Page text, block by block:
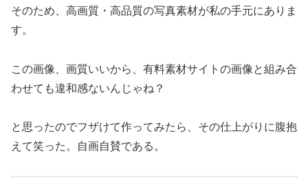
そのため、高画質・高品質の写真素材が私の手元にありま
す。
この画像、画質いいから、有料素材サイトの画像と組み合
わせても違和感ないんじゃね？
と思ったのでフザけて作ってみたら、その仕上がりに腹抱
えて笑った。自画自賛である。